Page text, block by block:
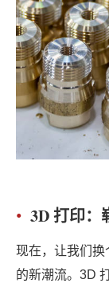
3D 打印：
现在，让我们
的新潮流。3D